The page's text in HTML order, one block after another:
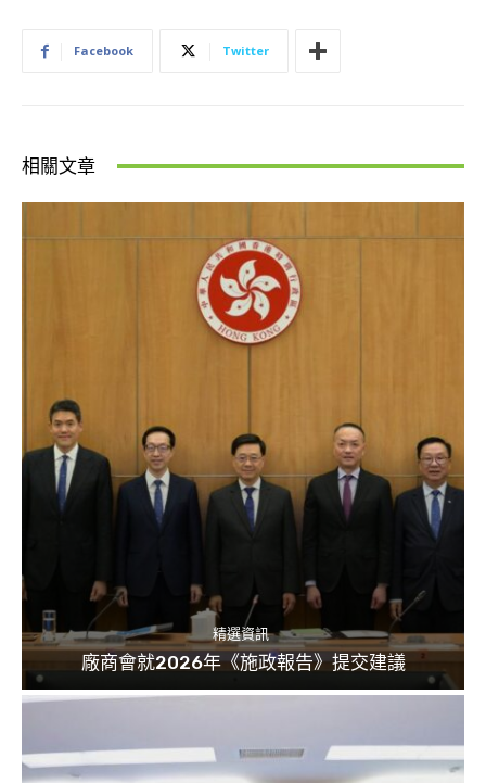
Facebook Twitter
相關文章
精選資訊
廠商會就2026年《施政報告》提交建議